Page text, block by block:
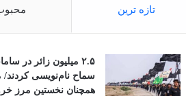
تازه ترین
۲.۵ میلیون زائر در
سماح نام‌نویسی کردند/
همچنان نخستین مرز